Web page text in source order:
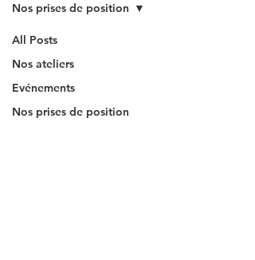
All Posts
Nos ateliers
Evénements
Nos prises de position
Nos prises de position